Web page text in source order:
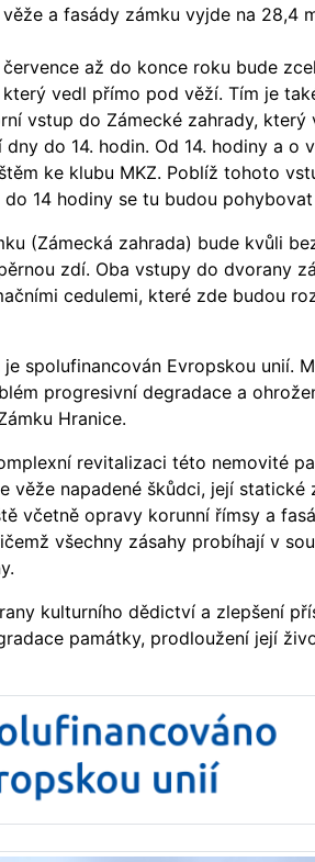
a fasády zámku vyjde na 28,4
až do konce roku bude
vedl přímo pod věží. Tím je
vstup do Zámecké zahrady, který
do 14. hodin. Od 14. hodiny a o
ke klubu MKZ. Poblíž tohoto
14 hodiny se tu budou
(Zámecká zahrada) bude kvůli
zdí. Oba vstupy do dvorany
cedulemi, které zde budou
je spolufinancován Evropskou unií.
progresivní degradace a
Hranice.
revitalizaci této nemovité
věže napadené škůdci, její statické
včetně opravy korunní římsy a
všechny zásahy probíhají v
kulturního dědictví a zlepšení
památky, prodloužení její